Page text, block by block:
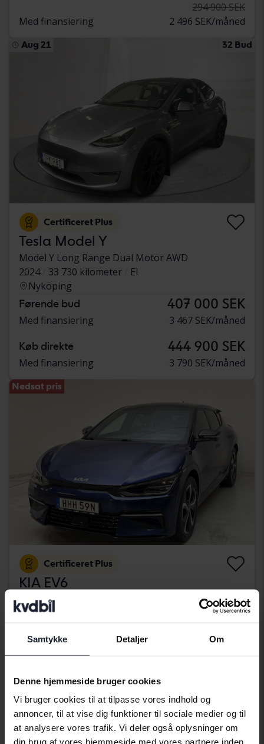
Samtykke Detaljer Om
Denne hjemmeside bruger cookies
Vi bruger cookies til at tilpasse vores indhold og
annoncer, til at vise dig funktioner til sociale medier og til
at analysere vores trafik. Vi deler også oplysninger om
din brug af vores hjemmeside med vores partnere inden
294 900 SEK
Med finansiering
2 496 SEK/måned
Aug 21 32 Bud
Certificeret Plus
Tesla Model Y
Model Y Long Range Dual Motor AWD
2024
33 730 kilometer
El
Nyköping
Førende bud 407 000 SEK
Med finansiering 3 467 SEK/måned
Køb direkte 444 900 SEK
Med finansiering 3 790 SEK/måned
Nedsat pris
Certificeret Plus
KIA EV6
AWD
2022
30 700 kilometer
Køb direkte 406 900 SEK
Med finansiering
Wednesday